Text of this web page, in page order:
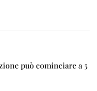
può cominciare a 5